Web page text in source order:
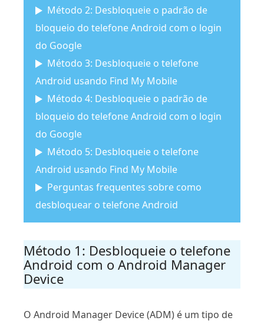
Método 2: Desbloqueie o padrão de
bloqueio do telefone Android com o login
do Google
Método 3: Desbloqueie o telefone
Android usando Find My Mobile
Método 4: Desbloqueie o padrão de
bloqueio do telefone Android com o login
do Google
Método 5: Desbloqueie o telefone
Android usando Find My Mobile
Perguntas frequentes sobre como
desbloquear o telefone Android
Método 1: Desbloqueie o telefone
Android com o Android Manager
Device
O Android Manager Device (ADM) é um tipo de